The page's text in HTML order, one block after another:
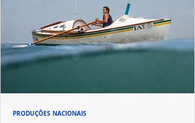
PRODUÇÕES NACIONAIS